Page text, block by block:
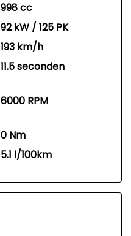
998 cc
92 kW / 125 PK
193 km/h
11.5 seconden
6000 RPM
0 Nm
5.1 l/100km